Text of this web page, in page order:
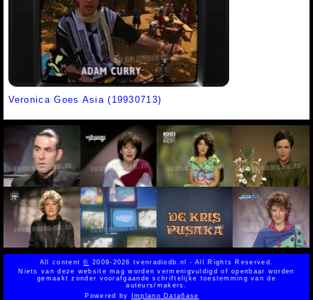
Veronica Goes Asia (19930713)
All content© 2009-2026 tvenradiodb.nl - All Rights Reserved.
Niets van deze website mag worden vermenigvuldigd of openbaar worden
gemaakt zonder voorafgaande schriftelijke toestemming van de
auteurs/makers.
Powered by Implano Data6ase